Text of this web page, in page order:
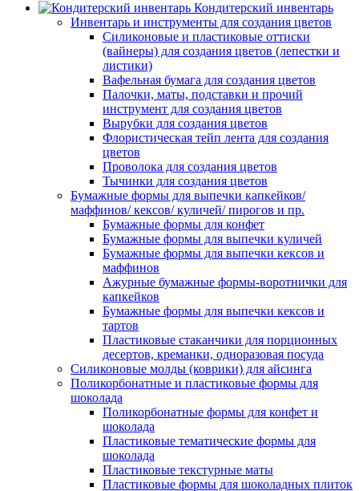
Кондитерский инвентарь
Инвентарь и инструменты для создания цветов
Силиконовые и пластиковые оттиски
(вайнеры) для создания цветов (лепестки и
листики)
Вафельная бумага для создания цветов
Палочки, маты, подставки и прочий
инструмент для создания цветов
Вырубки для создания цветов
Флористическая тейп лента для создания
цветов
Проволока для создания цветов
Тычинки для создания цветов
Бумажные формы для выпечки капкейков/
маффинов/ кексов/ куличей/ пирогов и пр.
Бумажные формы для конфет
Бумажные формы для выпечки куличей
Бумажные формы для выпечки кексов и
маффинов
Ажурные бумажные формы-воротнички для
капкейков
Бумажные формы для выпечки кексов и
тартов
Пластиковые стаканчики для порционных
десертов, креманки, одноразовая посуда
Силиконовые молды (коврики) для айсинга
Поликорбонатные и пластиковые формы для
шоколада
Поликорбонатные формы для конфет и
шоколада
Пластиковые тематические формы для
шоколада
Пластиковые текстурные маты
Пластиковые формы для шоколадных плиток